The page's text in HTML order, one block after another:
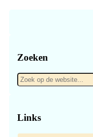
Zoeken
Zoek
op
Links